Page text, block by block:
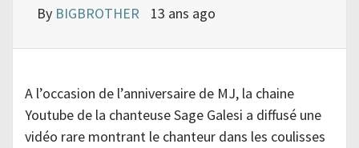
By BIGBROTHER 13 ans ago
A l’occasion de l’anniversaire de MJ, la chaine
Youtube de la chanteuse Sage Galesi a diffusé une
vidéo rare montrant le chanteur dans les coulisses